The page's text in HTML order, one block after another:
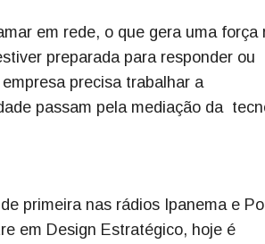
em rede, o que gera uma força
preparada para responder ou
precisa trabalhar a
passam pela mediação da
primeira nas rádios Ipanema e
em Design Estratégico, hoje é